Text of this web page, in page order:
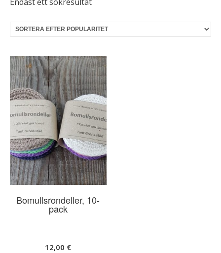
Bomullsrondeller, 10-
pack
12,00 €